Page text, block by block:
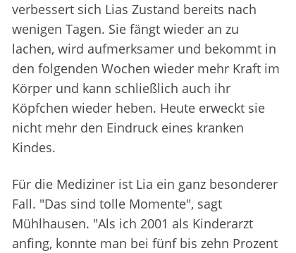
verbessert sich Lias Zustand bereits nach
wenigen Tagen. Sie fängt wieder an zu
lachen, wird aufmerksamer und bekommt in
den folgenden Wochen wieder mehr Kraft im
Körper und kann schließlich auch ihr
Köpfchen wieder heben. Heute erweckt sie
nicht mehr den Eindruck eines kranken
Kindes.
Für die Mediziner ist Lia ein ganz besonderer
Fall. "Das sind tolle Momente", sagt
Mühlhausen. "Als ich 2001 als Kinderarzt
anfing, konnte man bei fünf bis zehn Prozent